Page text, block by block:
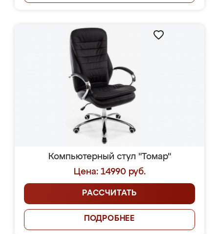
Компьютерный стул "Томар"
Цена: 14990 руб.
РАССЧИТАТЬ
ПОДРОБНЕЕ